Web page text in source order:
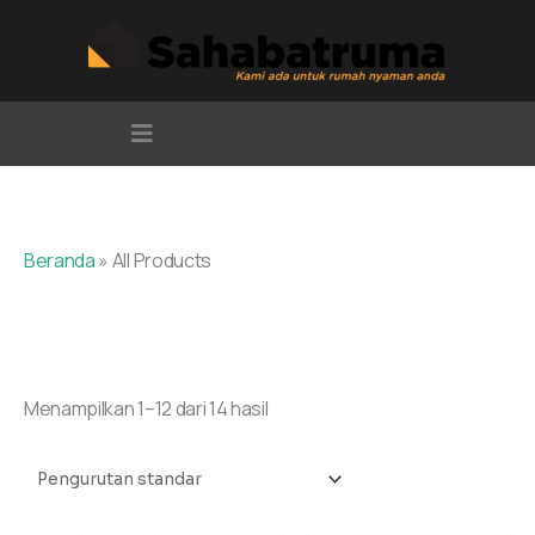
Beranda» All Products
Menampilkan 1–12 dari 14 hasil